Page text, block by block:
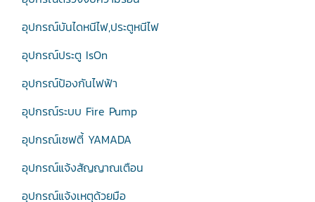
อุปกรณ์บันไดหนีไฟ,ประตูหนีไฟ
อุปกรณ์ประตู IsOn
อุปกรณ์ป้องกันไฟฟ้า
อุปกรณ์ระบบ Fire Pump
อุปกรณ์เซฟตี้ YAMADA
อุปกรณ์แจ้งสัญญาณเตือน
อุปกรณ์แจ้งเหตุด้วยมือ